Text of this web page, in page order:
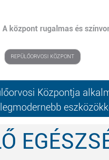
A központ rugalmas és
REPÜLŐORVOSI KÖZPONT
Központja